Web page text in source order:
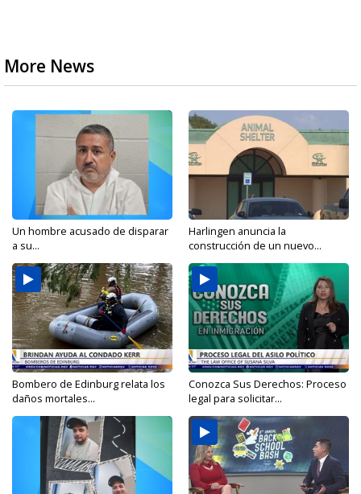
More News
Un hombre acusado de disparar
a su...
Harlingen anuncia la
construcción de un nuevo...
Bombero de Edinburg relata los
daños mortales...
Conozca Sus Derechos: Proceso
legal para solicitar...